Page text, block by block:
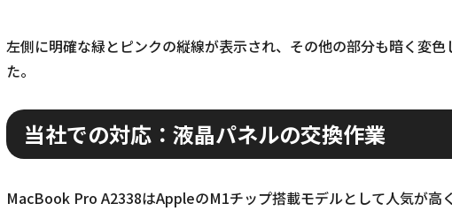
左側に明確な緑とピンクの縦線が表示され、その他の部分も暗く変
た。
当社での対応：液晶パネルの交換作業
MacBook Pro A2338はAppleのM1チップ搭載モデルとして人気が高